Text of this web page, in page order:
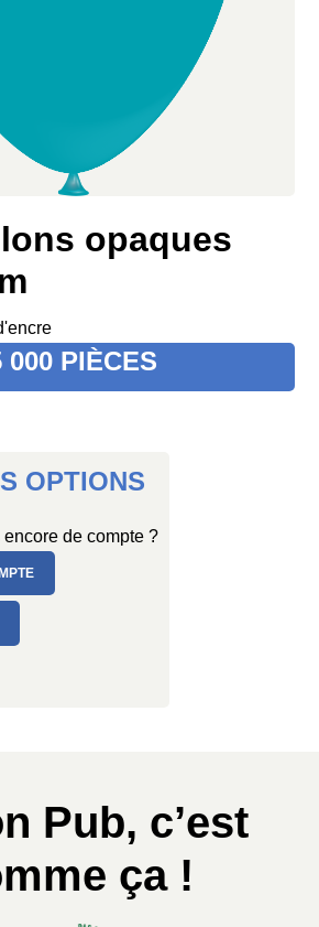
opaques
000 PIÈCES
OPTIONS
de compte ?
Pub, c’est
ça !